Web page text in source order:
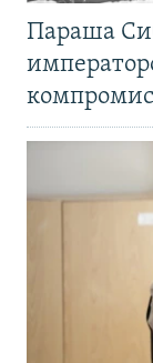
Параша